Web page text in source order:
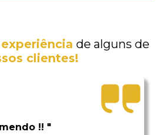
experiência de alguns de
clientes!
!! "